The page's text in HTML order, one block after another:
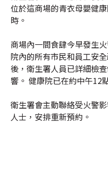
位於這商場的青衣母嬰健
時。
商場內一間食肆今早發生
院內的所有市民和員工安
後，衛生署人員已詳細檢
響。 健康院已在約中午12
衛生署會主動聯絡受火警
人士，安排重新預約。